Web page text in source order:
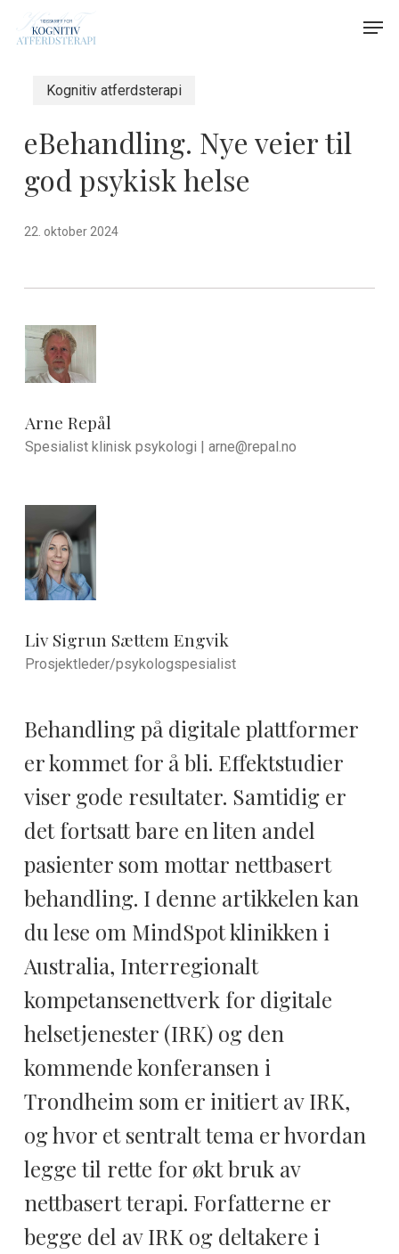
Kognitiv atferdsterapi
eBehandling. Nye veier til
god psykisk helse
22. oktober 2024
Arne Repål
Spesialist klinisk psykologi | arne@repal.no
Liv Sigrun Sættem Engvik
Prosjektleder/psykologspesialist
Behandling på digitale plattformer
er kommet for å bli. Effektstudier
viser gode resultater. Samtidig er
det fortsatt bare en liten andel
pasienter som mottar nettbasert
behandling. I denne artikkelen kan
du lese om MindSpot klinikken i
Australia, Interregionalt
kompetansenettverk for digitale
helsetjenester (IRK) og den
kommende konferansen i
Trondheim som er initiert av IRK,
og hvor et sentralt tema er hvordan
legge til rette for økt bruk av
nettbasert terapi. Forfatterne er
begge del av IRK og deltakere i